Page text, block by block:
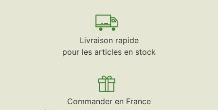
Livraison rapide
pour les articles en stock
Commander en France